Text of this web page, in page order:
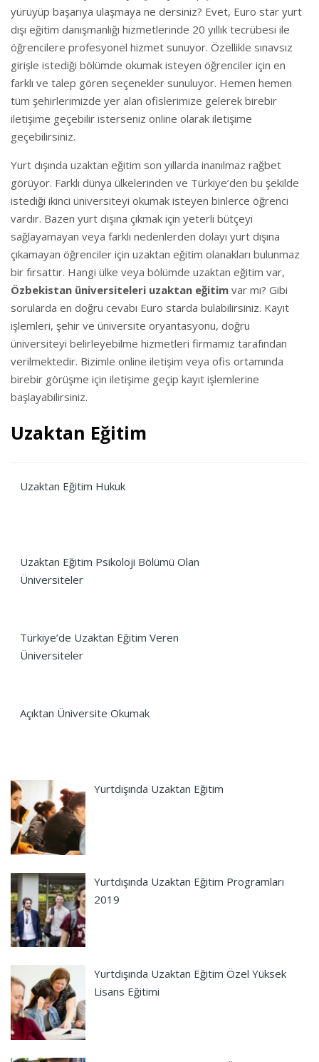
yürüyüp başarıya ulaşmaya ne dersiniz? Evet, Euro star yurt
dışı eğitim danışmanlığı hizmetlerinde 20 yıllık tecrübesi ile
öğrencilere profesyonel hizmet sunuyor. Özellikle sınavsız
girişle istediği bölümde okumak isteyen öğrenciler için en
farklı ve talep gören seçenekler sunuluyor. Hemen hemen
tüm şehirlerimizde yer alan ofislerimize gelerek birebir
iletişime geçebilir isterseniz online olarak iletişime
geçebilirsiniz.
Yurt dışında uzaktan eğitim son yıllarda inanılmaz rağbet
görüyor. Farklı dünya ülkelerinden ve Türkiye’den bu şekilde
istediği ikinci üniversiteyi okumak isteyen binlerce öğrenci
vardır. Bazen yurt dışına çıkmak için yeterli bütçeyi
sağlayamayan veya farklı nedenlerden dolayı yurt dışına
çıkamayan öğrenciler için uzaktan eğitim olanakları bulunmaz
bir fırsattır. Hangi ülke veya bölümde uzaktan eğitim var,
Özbekistan üniversiteleri uzaktan eğitim var mı? Gibi
sorularda en doğru cevabı Euro starda bulabilirsiniz. Kayıt
işlemleri, şehir ve üniversite oryantasyonu, doğru
üniversiteyi belirleyebilme hizmetleri firmamız tarafından
verilmektedir. Bizimle online iletişim veya ofis ortamında
birebir görüşme için iletişime geçip kayıt işlemlerine
başlayabilirsiniz.
Uzaktan Eğitim
Uzaktan Eğitim Hukuk
Uzaktan Eğitim Psikoloji Bölümü Olan
Üniversiteler
Türkiye’de Uzaktan Eğitim Veren
Üniversiteler
Açıktan Üniversite Okumak
Yurtdışında Uzaktan Eğitim
Yurtdışında Uzaktan Eğitim Programları
2019
Yurtdışında Uzaktan Eğitim Özel Yüksek
Lisans Eğitimi